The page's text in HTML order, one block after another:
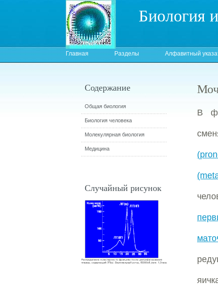
Биология
Главная Разделы Алфавитный
В
Содержание
Общая биология
Биология человека
Молекулярная биология
Медицина
Случайный рисунок